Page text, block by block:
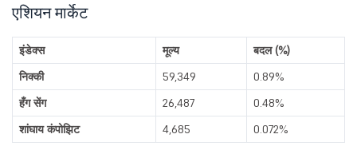
एशियन मार्केट
इंडेक्स मूल्य
बदल (%)
निक्की
59,349
0.89%
हँग सेंग
26,487
0.48%
शांघाय कंपोझिट
4,685 0.072%